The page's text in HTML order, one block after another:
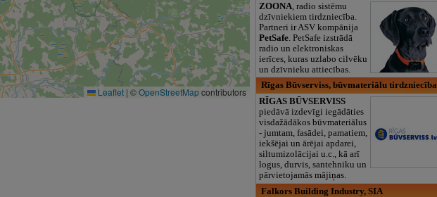
Leaflet | ©OpenStreetMapcontributors
ZOONA , radio sistēmu
dzīvniekiem tirdzniecība.
Partneri ir ASV kompānija
PetSafe . PetSafe izstrādā
radio un elektroniskas
ierīces, kuras uzlabo cilvēku
un dzīvnieku attiecības.
Rīgas Būvserviss, būvmateriālu tirdzniecība
RĪGAS BŪVSERVISS
piedāvā izdevīgi iegādāties
visdažādākos būvmateriālus
- jumtam, fasādei, pamatiem,
iekšējai un ārējai apdarei,
siltumizolācijai u.c., kā arī
logus, durvis, santehniku un
pārvietojamās mājiņas.
Falkors Building Industry, SIA